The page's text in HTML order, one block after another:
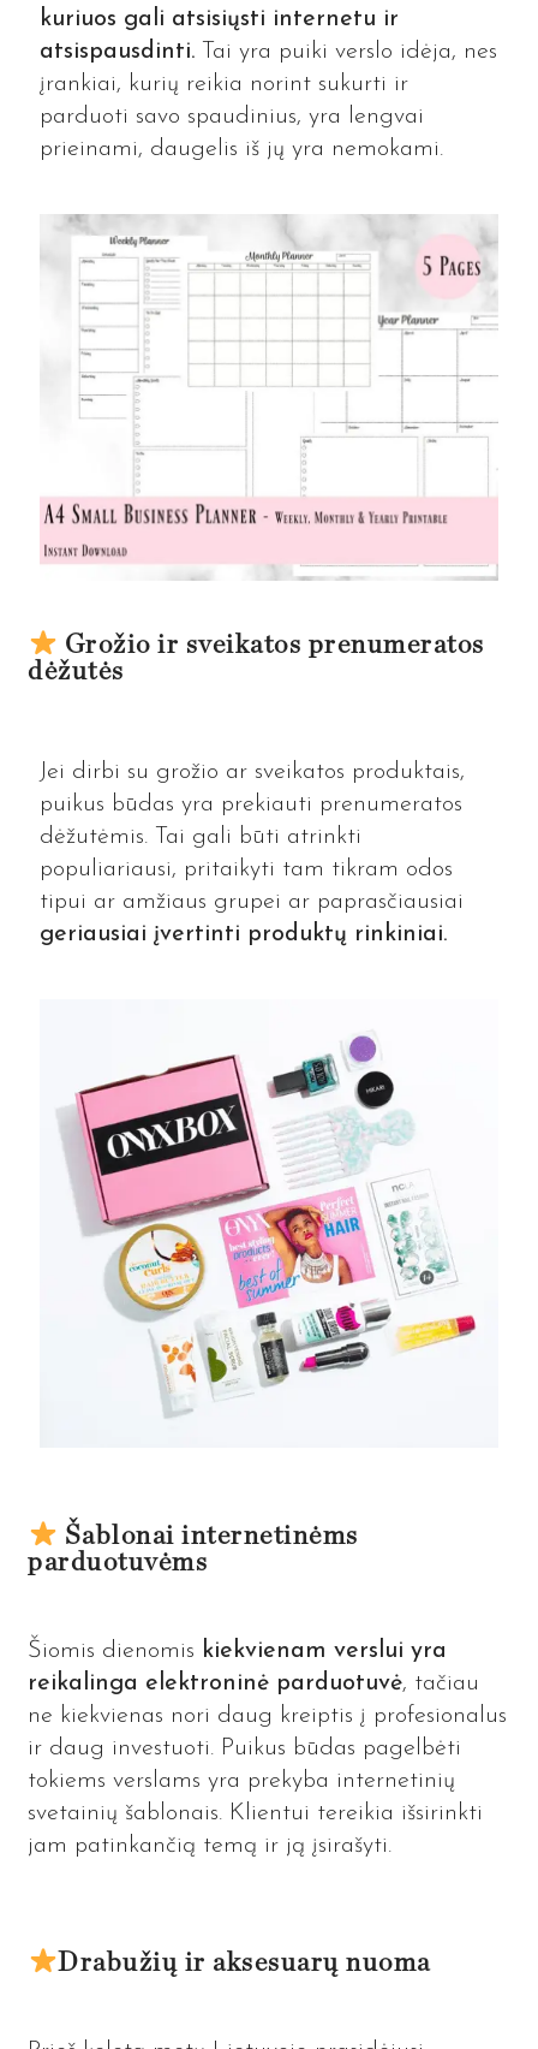
kuriuos gali atsisiųsti internetu ir
atsispausdinti. Tai yra puiki verslo idėja, nes
įrankiai, kurių reikia norint sukurti ir
parduoti savo spaudinius, yra lengvai
prieinami, daugelis iš jų yra nemokami.
Grožio ir sveikatos prenumeratos
dėžutės
Jei dirbi su grožio ar sveikatos produktais,
puikus būdas yra prekiauti prenumeratos
dėžutėmis. Tai gali būti atrinkti
populiariausi, pritaikyti tam tikram odos
tipui ar amžiaus grupei ar paprasčiausiai
geriausiai įvertinti produktų rinkiniai.
Šablonai internetinėms
parduotuvėms
Šiomis dienomis kiekvienam verslui yra
reikalinga elektroninė parduotuvė, tačiau
ne kiekvienas nori daug kreiptis į profesionalus
ir daug investuoti. Puikus būdas pagelbėti
tokiems verslams yra prekyba internetinių
svetainių šablonais. Klientui tereikia išsirinkti
jam patinkančią temą ir ją įsirašyti.
Drabužių ir aksesuarų nuoma